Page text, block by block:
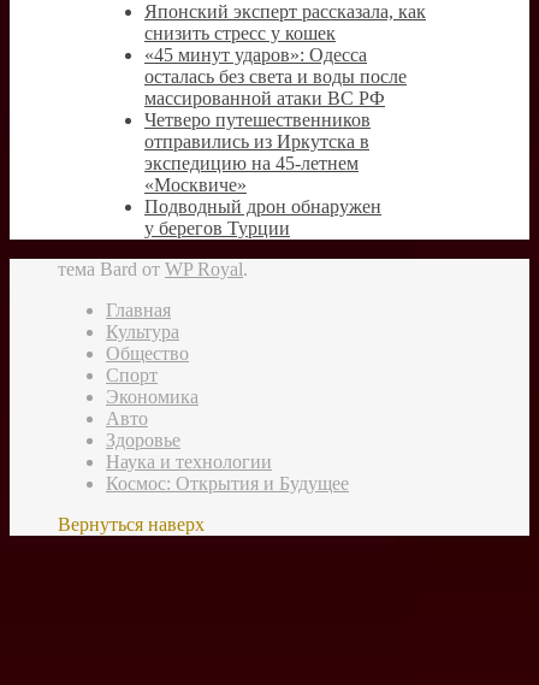
Японский эксперт рассказала, как
снизить стресс у кошек
«45 минут ударов»: Одесса
осталась без света и воды после
массированной атаки ВС РФ
Четверо путешественников
отправились из Иркутска в
экспедицию на 45-летнем
«Москвиче»
Подводный дрон обнаружен
у берегов Турции
тема Bard от WP Royal.
Главная
Культура
Общество
Спорт
Экономика
Авто
Здоровье
Наука и технологии
Космос: Открытия и Будущее
Вернуться наверх